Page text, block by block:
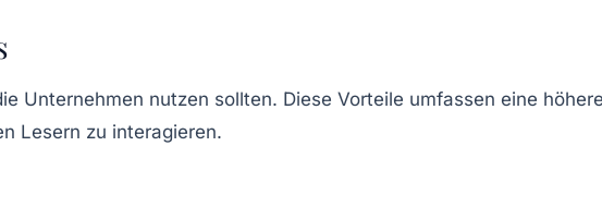
Unternehmen nutzen sollten. Diese Vorteile umfassen eine
Lesern zu interagieren.